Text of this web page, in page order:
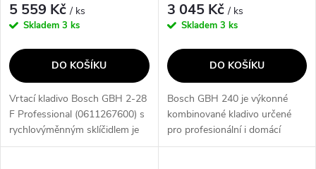
d
u
k
t
o
d
u
k
t
5 559 Kč/ ks
Skladem 3 ks
DO KOŠÍKU
Vrtací kladivo Bosch GBH 2-28
F Professional (0611267600) s
rychlovýměnným sklíčidlem je
nejvýkonnější nářadí ve své
3 045 Kč/ ks
Skladem 3 ks
DO KOŠÍKU
Bosch GBH 240 je výkonné
kombinované kladivo určené
pro profesionální i domácí
použití. Díky motoru o příkonu